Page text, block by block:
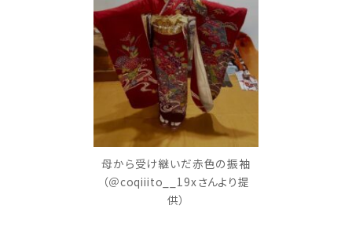
母から受け継いだ赤色の振袖
（＠coqiiito__19xさんより提
供）